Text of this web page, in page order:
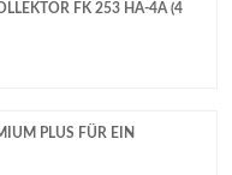
FK 253 HA-4A (4
PLUS FÜR EIN